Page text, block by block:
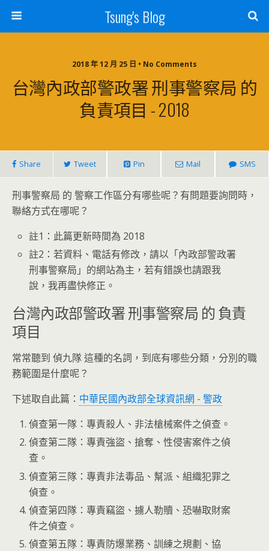
Tsung's Blog
2018 年 12 月 25 日 • No Comments
台灣內政部警政署 刑事警察局 的
負責項目 - 2018
Share Tweet Pin Mail SMS
刑事警察局 的 警察工作區分有哪些呢？有問題要詢問時，
聯絡方式在哪呢？
註1：此篇更新時間為 2018
註2：若資料、電話有修改，請以「內政部警政署
刑事警察局」的網站為主，若有錯誤也請跟我
說，我再盡快修正。
台灣內政部警政署 刑事警察局 的 負責
項目
常常聽到 偵九隊 這種的名詞，到底有哪些分類，分別的職
務範圍是什麼呢？
下述取自此篇： 中華民國內政部全球資訊網 - 警政
偵查第一隊：專責殺人、非法槍械案件之偵查。
偵查第二隊：專責強盜、搶奪、性侵害案件之偵
查。
偵查第三隊：專責非法毒品、幫派、組織犯罪之
偵查。
偵查第四隊：專責竊盜、擄人勒贖、恐嚇取財案
件之偵查。
偵查第五隊：專責防爆業務、訓練之規劃、協